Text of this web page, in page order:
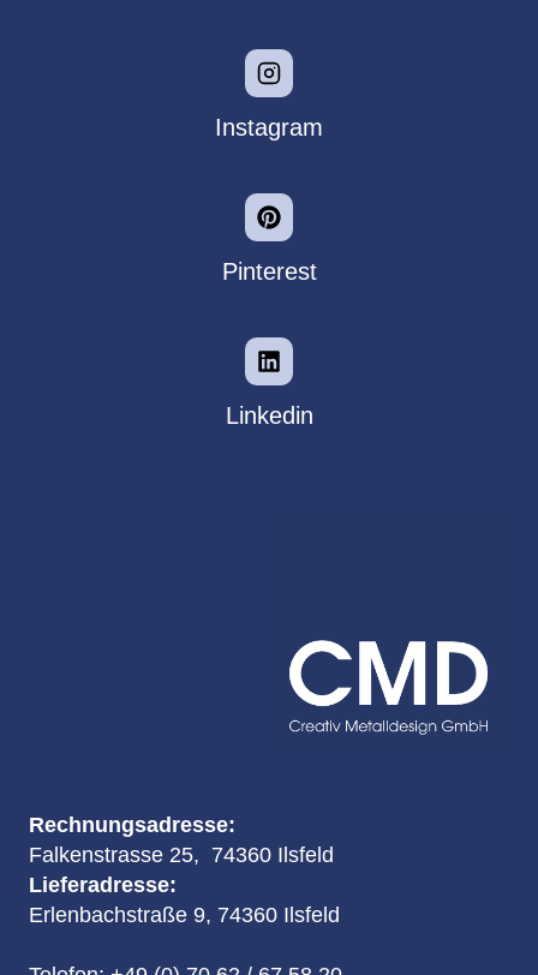
Instagram
Pinterest
Linkedin
Rechnungsadresse:
Falkenstrasse 25, 74360 Ilsfeld
Lieferadresse:
Erlenbachstraße 9, 74360 Ilsfeld